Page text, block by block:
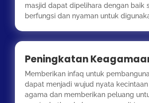
masjid dapat dipelihara dengan baik
berfungsi dan nyaman untuk
Peningkatan
Memberikan infaq untuk
dapat menjadi wujud nyata
agama dan memberikan peluang